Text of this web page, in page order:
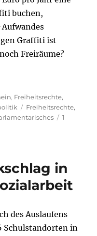
buchen,
Graffiti ist
Freiräume?
, Freiheitsrechte,
Schlagwörter
Freiheitsrechte,
1
in
des Auslaufens
Schulstandorten in